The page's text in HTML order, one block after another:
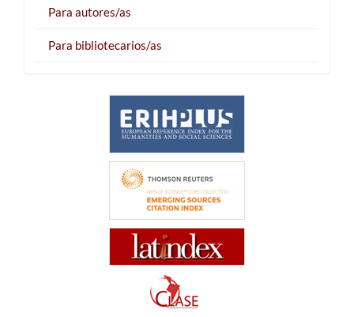
Para autores/as
Para bibliotecarios/as